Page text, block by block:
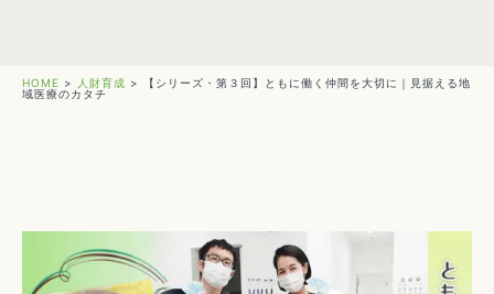
HOME > 人財育成 >
【シリーズ・第３回】ともに働く仲間を大切に｜見据える地
域医療のカタチ